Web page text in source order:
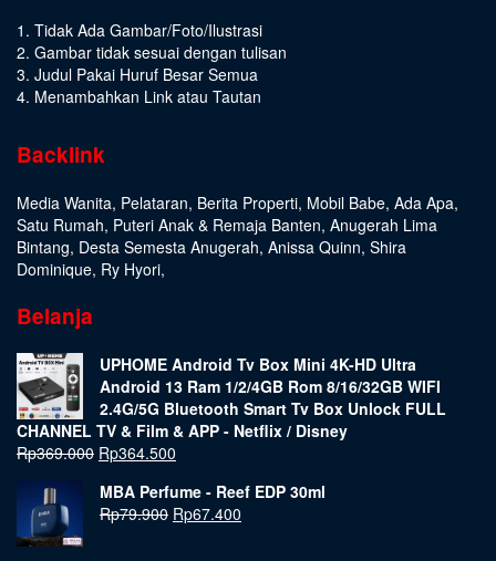
1. Tidak Ada Gambar/Foto/Ilustrasi
2. Gambar tidak sesuai dengan tulisan
3. Judul Pakai Huruf Besar Semua
4. Menambahkan Link atau Tautan
Backlink
Media Wanita, Pelataran, Berita Properti, Mobil Babe, Ada Apa,
Satu Rumah, Puteri Anak & Remaja Banten, Anugerah Lima
Bintang, Desta Semesta Anugerah, Anissa Quinn, Shira
Dominique, Ry Hyori,
Belanja
UPHOME Android Tv Box Mini 4K-HD Ultra
Android 13 Ram 1/2/4GB Rom 8/16/32GB WIFI
2.4G/5G Bluetooth Smart Tv Box Unlock FULL
CHANNEL TV & Film & APP - Netflix / Disney
Rp369.000 Rp364.500
MBA Perfume - Reef EDP 30ml
Rp79.900 Rp67.400